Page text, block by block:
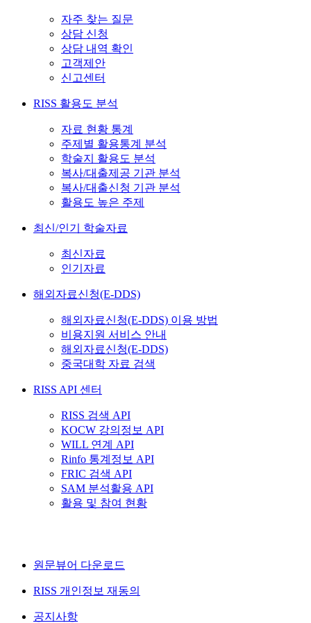
자주 찾는 질문
상담 신청
상담 내역 확인
고객제안
신고센터
RISS 활용도 분석
자료 현황 통계
주제별 활용통계 분석
학술지 활용도 분석
복사/대출제공 기관 분석
복사/대출신청 기관 분석
활용도 높은 주제
최신/인기 학술자료
최신자료
인기자료
해외자료신청(E-DDS)
해외자료신청(E-DDS) 이용 방법
비용지원 서비스 안내
해외자료신청(E-DDS)
중국대학 자료 검색
RISS API 센터
RISS 검색 API
KOCW 강의정보 API
WILL 연계 API
Rinfo 통계정보 API
FRIC 검색 API
SAM 분석활용 API
활용 및 참여 현황
원문뷰어 다운로드
RISS 개인정보 재동의
공지사항